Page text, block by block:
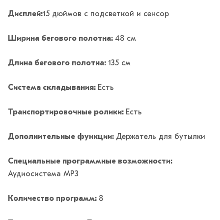
Дисплей:15 дюймов с подсветкой и сенсор
Ширина бегового полотна: 48 см
Длина бегового полотна: 135 см
Система складывания: Есть
Транспортировочные ролики: Есть
Дополнительные функции: Держатель для бутылки
Специальные программные возможности:
Аудиосистема MP3
Количество программ: 8